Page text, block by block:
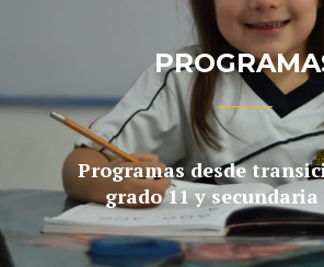
Programas desde
grado 11 y